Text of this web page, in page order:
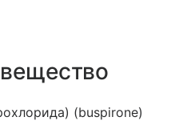
(buspirone)